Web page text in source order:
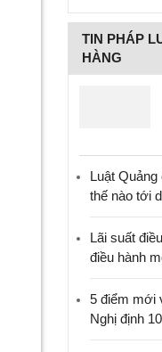
TIN PHÁP
HÀNG
Luật
thế nào tới
Lãi suất
điều hành
5 điểm mới
Nghị định